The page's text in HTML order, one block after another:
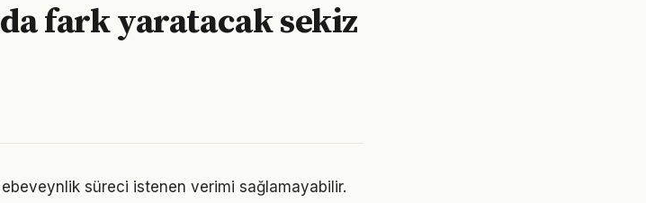
fark yaratacak sekiz
süreci istenen verimi sağlamayabilir.